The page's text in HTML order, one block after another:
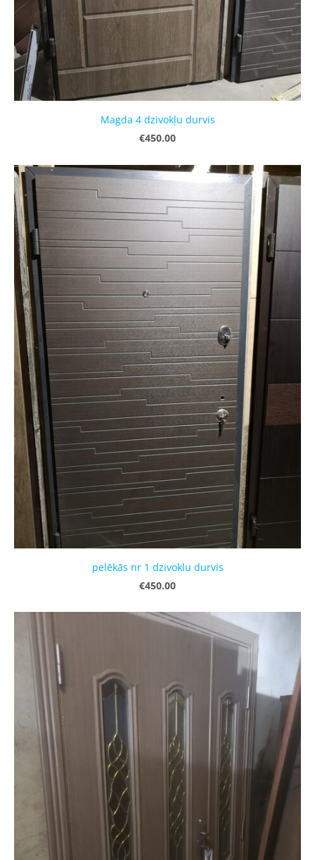
Magda 4 dzivokļu durvis
€450.00
pelēkās nr 1 dzivoklu durvis
€450.00